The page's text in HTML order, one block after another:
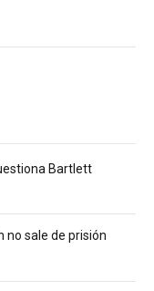
Bartlett
no sale de prisión